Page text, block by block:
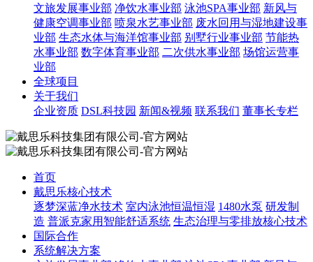
文旅发展事业部 净饮水事业部 泳池SPA事业部 新风与
健康空调事业部 喷泉水艺事业部 废水回用与湿地建设事
业部 生态水体与海洋馆事业部 别墅行业事业部 节能热
水事业部 数字体育事业部 二次供水事业部 场馆运营事
业部
全球项目
关于我们
企业资质 DSL科技园 新闻&视频 联系我们 董事长专栏
首页
戴思乐核心技术
逐梦深蓝净水技术 室内泳池恒温恒湿 1480水泵 研发制
造 普派克家用智能舒适系统 生态治理与零排放核心技术
国际合作
系统解决方案